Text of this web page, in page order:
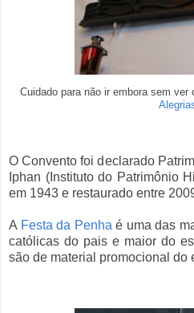
Cuidado para não ir embora sem ver
O Convento foi declarado
Iphan (Instituto do Patrimônio
em 1943 e restaurado entre
A Festa da Penha é uma das
católicas do pais e maior do
são de material promocional do